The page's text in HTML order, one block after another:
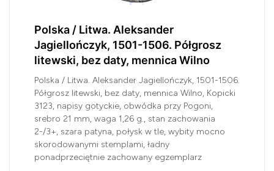
Polska / Litwa. Aleksander
Jagiellończyk, 1501-1506. Półgrosz
litewski, bez daty, mennica Wilno
Polska / Litwa. Aleksander Jagiellończyk, 1501-1506.
Półgrosz litewski, bez daty, mennica Wilno, Kopicki
3123, napisy gotyckie, obwódka przy Pogoni,
srebro 21 mm, waga 1,26 g., stan zachowania
2-/3+, szara patyna, połysk w tle, wybity mocno
skorodowanymi stemplami, ładny
ponadprzeciętnie zachowany egzemplarz